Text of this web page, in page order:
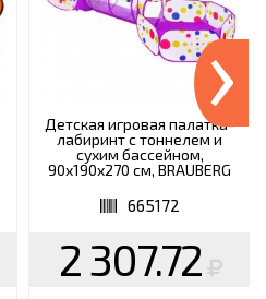
Детская игровая палатка-
лабиринт с тоннелем и
сухим бассейном,
90x190x270 см, BRAUBERG
665172
2 307.72
›